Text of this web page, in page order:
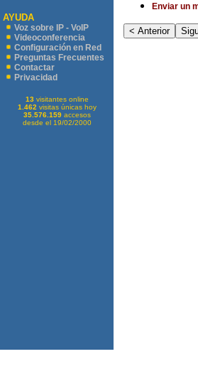
AYUDA
Voz sobre IP - VoIP
Videoconferencia
Configuración en Red
Preguntas Frecuentes
Contactar
Privacidad
13 visitantes online
1.462 visitas únicas hoy
35.576.159accesos
desde el 19/02/2000
Enviar un